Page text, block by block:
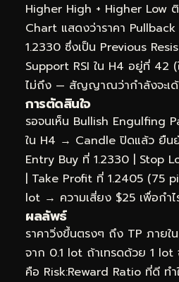
Higher High + Higher Low
Chart แสดงว่าราคา Pullback
1.2330 ซึ่งเป็น Previous
Support RSI ใน H4 อยู่ที่ 42
ไม่ถึง — สัญญาณว่ากำลังจะเ
การตัดสินใจ
รอจนเห็น Bullish Engulfing
ใน H4 → Candle ปิดแล้ว ยืนยั
Entry Buy ที่ 1.2330 | Stop
| Take Profit ที่ 1.2405 (75
lot → ความเสี่ยง $25 เพื่อกำไ
ผลลัพธ์
ราคาวิ่งขึ้นตรงๆ ถึง TP ภายใ
จาก 0.1 lot ถ้าเทรดด้วย 1 lot
คือ Risk:Reward Ratio ที่ดี ท